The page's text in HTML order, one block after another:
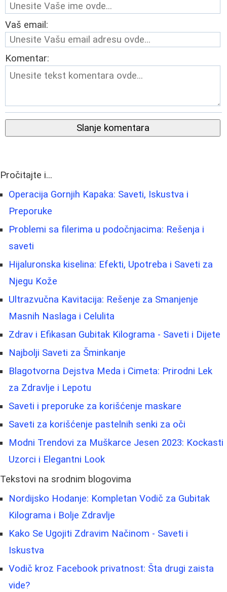
Vaš email:
Komentar:
Slanje komentara
Pročitajte i...
Operacija Gornjih Kapaka: Saveti, Iskustva i
Preporuke
Problemi sa filerima u podočnjacima: Rešenja i
saveti
Hijaluronska kiselina: Efekti, Upotreba i Saveti za
Njegu Kože
Ultrazvučna Kavitacija: Rešenje za Smanjenje
Masnih Naslaga i Celulita
Zdrav i Efikasan Gubitak Kilograma - Saveti i Dijete
Najbolji Saveti za Šminkanje
Blagotvorna Dejstva Meda i Cimeta: Prirodni Lek
za Zdravlje i Lepotu
Saveti i preporuke za korišćenje maskare
Saveti za korišćenje pastelnih senki za oči
Modni Trendovi za Muškarce Jesen 2023: Kockasti
Uzorci i Elegantni Look
Tekstovi na srodnim blogovima
Nordijsko Hodanje: Kompletan Vodič za Gubitak
Kilograma i Bolje Zdravlje
Kako Se Ugojiti Zdravim Načinom - Saveti i
Iskustva
Vodič kroz Facebook privatnost: Šta drugi zaista
vide?